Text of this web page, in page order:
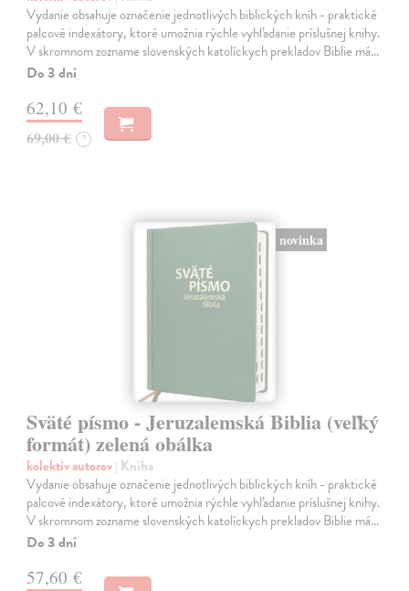
Vydanie obsahuje označenie jednotlivých biblických kníh - praktické
palcové indexátory, ktoré umožnia rýchle vyhľadanie príslušnej knihy.
V skromnom zozname slovenských katolíckych prekladov Biblie má…
Do 3 dní
62,10 €
69,00 € ?
novinka
Sväté písmo - Jeruzalemská Biblia (veľký
formát) zelená obálka
kolektív autorov| Kniha
Vydanie obsahuje označenie jednotlivých biblických kníh - praktické
palcové indexátory, ktoré umožnia rýchle vyhľadanie príslušnej knihy.
V skromnom zozname slovenských katolíckych prekladov Biblie má…
Do 3 dní
57,60 €